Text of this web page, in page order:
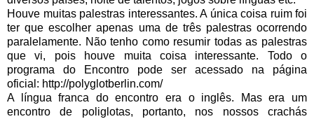
Houve muitas palestras interessantes. A única coisa ruim foi
ter que escolher apenas uma de três palestras ocorrendo
paralelamente. Não tenho como resumir todas as palestras
que vi, pois houve muita coisa interessante. Todo o
programa do Encontro pode ser acessado na página
oficial: http://polyglotberlin.com/
A língua franca do encontro era o inglês. Mas era um
encontro de poliglotas, portanto, nos nossos crachás